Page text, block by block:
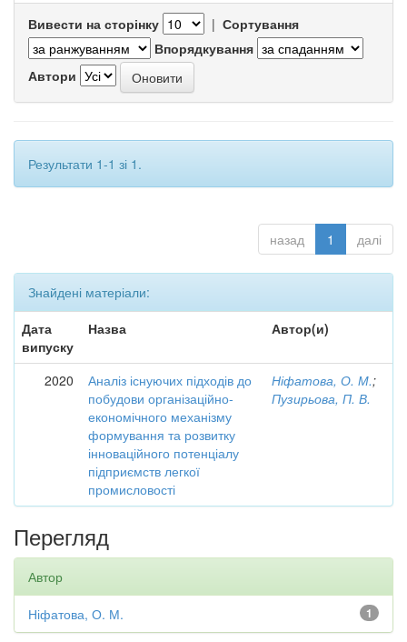
Вивести на сторінку | Сортування
Впорядкування
Автори
Результати 1-1 зі 1.
назад 1 далі
Знайдені матеріали:
Дата
випуску
Назва Автор(и)
2020
Аналіз існуючих підходів до
побудови організаційно-
економічного механізму
формування та розвитку
інноваційного потенціалу
підприємств легкої
промисловості
Ніфатова, О. М.;
Пузирьова, П. В.
Перегляд
Автор
1
Ніфатова, О. М.